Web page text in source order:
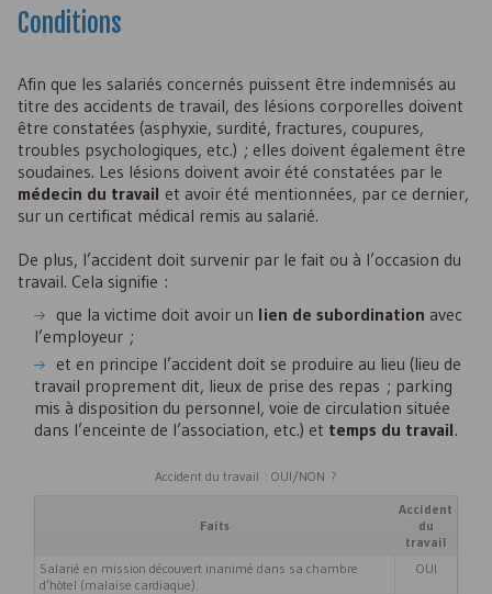
Conditions
Afin que les salariés concernés puissent être indemnisés au
titre des accidents de travail, des lésions corporelles doivent
être constatées (asphyxie, surdité, fractures, coupures,
troubles psychologiques, etc.) ; elles doivent également être
soudaines. Les lésions doivent avoir été constatées par le
médecin du travail et avoir été mentionnées, par ce dernier,
sur un certificat médical remis au salarié.
De plus, l’accident doit survenir par le fait ou à l’occasion du
travail. Cela signifie :
que la victime doit avoir un lien de subordination avec
l’employeur ;
et en principe l’accident doit se produire au lieu (lieu de
travail proprement dit, lieux de prise des repas ; parking
mis à disposition du personnel, voie de circulation située
dans l’enceinte de l’association, etc.) et temps du travail.
Accident du travail : OUI/NON ?
Faits
Accident
du
travail
Salarié en mission découvert inanimé dans sa chambre
d’hôtel (malaise cardiaque).
OUI